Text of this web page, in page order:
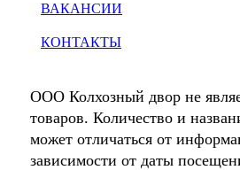
ВАКАНСИИ
КОНТАКТЫ
ООО Колхозный двор не
товаров. Количество и
может отличаться от
зависимости от даты